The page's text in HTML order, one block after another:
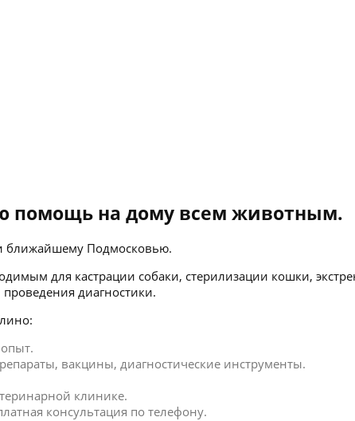
помощь на дому всем животным.
и ближайшему Подмосковью.
для кастрации собаки, стерилизации кошки,
диагностики.
вакцины, диагностические инструменты.
клинике.
консультация по телефону.